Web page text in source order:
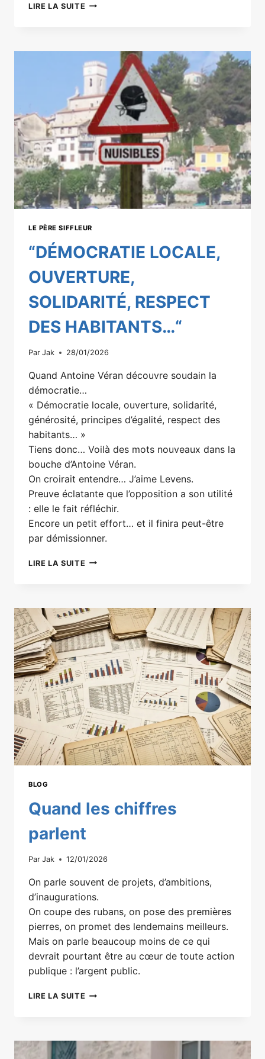
LIRE LA SUITE CHRONIQUE
BIEN
LEVENSOISE
LE PÈRE SIFFLEUR
“DÉMOCRATIE LOCALE,
OUVERTURE,
SOLIDARITÉ, RESPECT
DES HABITANTS…“
Par Jak 28/01/2026
Quand Antoine Véran découvre soudain la
démocratie…
« Démocratie locale, ouverture, solidarité,
générosité, principes d’égalité, respect des
habitants… »
Tiens donc… Voilà des mots nouveaux dans la
bouche d’Antoine Véran.
On croirait entendre… J’aime Levens.
Preuve éclatante que l’opposition a son utilité
: elle le fait réfléchir.
Encore un petit effort… et il finira peut-être
par démissionner.
LIRE LA SUITE “DÉMOCRATIE
RESPECT
DES
HABITANTS…“
BLOG
Quand les chiffres
parlent
Par Jak 12/01/2026
On parle souvent de projets, d’ambitions,
d’inaugurations.
On coupe des rubans, on pose des premières
pierres, on promet des lendemains meilleurs.
Mais on parle beaucoup moins de ce qui
devrait pourtant être au cœur de toute action
publique : l’argent public.
LIRE LA SUITE QUAND